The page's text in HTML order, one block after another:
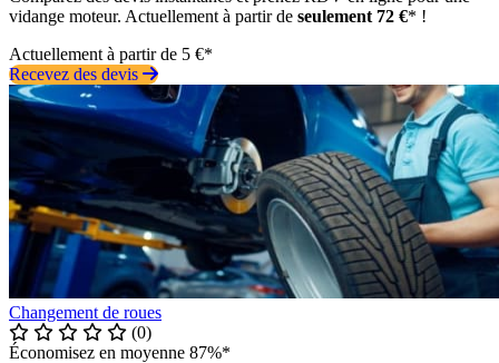
vidange moteur. Actuellement à partir de seulement 72 €* !
Actuellement à partir de 5 €*
Recevez des devis
Changement de roues
(0)
Économisez en moyenne 87%*